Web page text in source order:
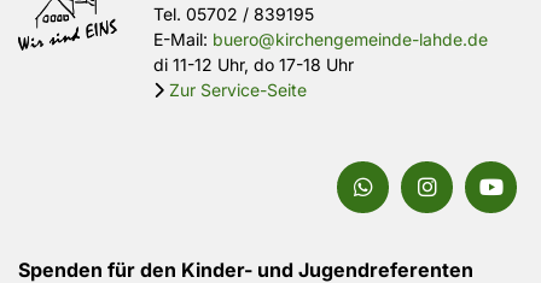
Tel. 05702 / 839195
E-Mail: buero@kirchengemeinde-lahde.de
di 11-12 Uhr, do 17-18 Uhr
 Zur Service-Seite
Spenden für den Kinder- und Jugendreferenten